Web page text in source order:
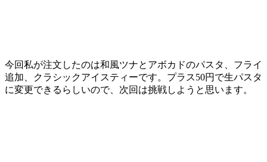
今回私が注文したのは和風ツナとアボカドのパスタ、フライ
追加、クラシックアイスティーです。プラス50円で生パスタ
に変更できるらしいので、次回は挑戦しようと思います。